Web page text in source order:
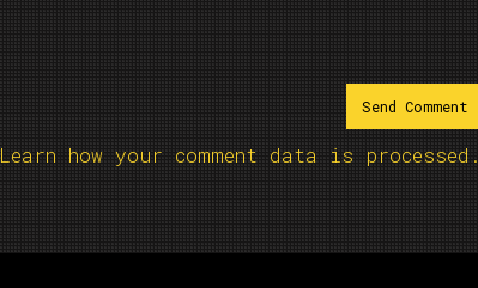
Learn how your comment data is processed.